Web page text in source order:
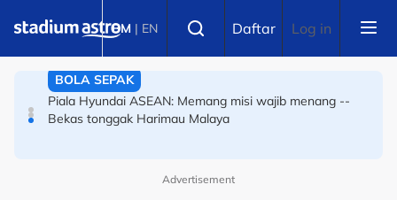
BM | EN Daftar Log in
Bekas tonggak Harimau Malaya
BOLA SEPAK
Piala Hyundai ASEAN: Indonesia tersingkir, Herdman
pula jadi sasaran -- #JohnHerdmanOut meletup!
Advertisement